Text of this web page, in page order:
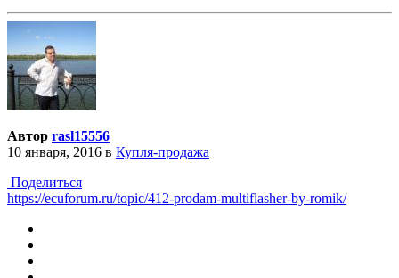
Автор rasl15556
10 января, 2016 в Купля-продажа
Поделиться
https://ecuforum.ru/topic/412-prodam-multiflasher-by-romik/